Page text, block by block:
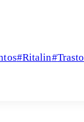
#Ritalin#